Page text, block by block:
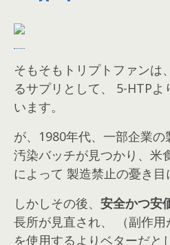
そもそもトリプトファンは
るサプリとして、 5-HTP
います。
が、1980年代、一部企業の
汚染バッチが見つかり、米
によって 製造禁止の憂き目
しかしその後、 安全かつ安
長所が見直され、 （副作
を使用するよりベターだと